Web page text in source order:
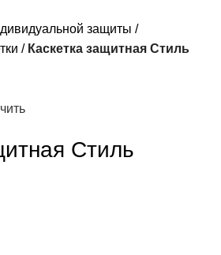
защиты
Каскетка защитная Стиль
Стиль